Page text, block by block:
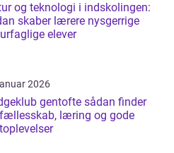
og teknologi i indskolingen:
skaber lærere nysgerrige
elever
2026
gentofte sådan finder
læring og gode